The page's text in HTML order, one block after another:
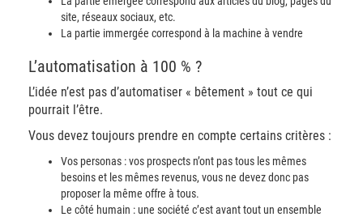
site, réseaux sociaux, etc.
La partie immergée correspond à la machine à vendre
L’automatisation à 100 % ?
L’idée n’est pas d’automatiser « bêtement » tout ce qui
pourrait l’être.
Vous devez toujours prendre en compte certains critères :
Vos personas : vos prospects n’ont pas tous les mêmes
besoins et les mêmes revenus, vous ne devez donc pas
proposer la même offre à tous.
Le côté humain : une société c’est avant tout un ensemble